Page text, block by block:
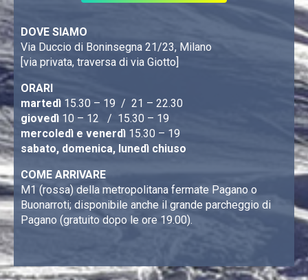
DOVE SIAMO
Via Duccio di Boninsegna 21/23, Milano
[via privata, traversa di via Giotto]
ORARI
martedì 15.30 – 19 / 21 – 22.30
giovedì 10 – 12 / 15.30 – 19
mercoledì e venerdì 15.30 – 19
sabato, domenica, lunedì chiuso
COME ARRIVARE
M1 (rossa) della metropolitana fermate Pagano o
Buonarroti; disponibile anche il grande parcheggio di
Pagano (gratuito dopo le ore 19.00).